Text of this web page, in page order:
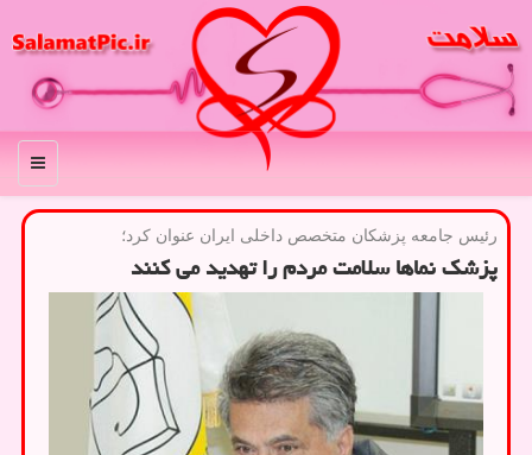
منو
رئیس جامعه پزشكان متخصص داخلی ایران عنوان كرد؛
پزشک نماها سلامت مردم را تهدید می کنند